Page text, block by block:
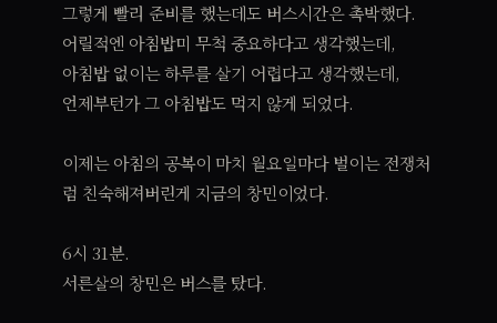
그렇게 빨리 준비를 했는데도 버스시간은 촉박했다.
어릴적엔 아침밥미 무척 중요하다고 생각했는데,
아침밥 없이는 하루를 살기 어렵다고 생각했는데,
언제부턴가 그 아침밥도 먹지 않게 되었다.
이제는 아침의 공복이 마치 월요일마다 벌이는 전쟁처
럼 친숙해져버린게 지금의 창민이었다.
6시 31분.
서른살의 창민은 버스를 탔다.